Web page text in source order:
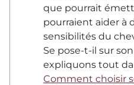
que pourrait
pourraient aider à
sensibilités du
Se pose-t-il sur
expliquons tout
Comment choisir